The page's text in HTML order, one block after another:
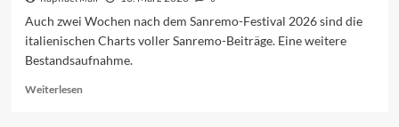
Auch zwei Wochen nach dem Sanremo-Festival 2026 sind die
italienischen Charts voller Sanremo-Beiträge. Eine weitere
Bestandsaufnahme.
WeiterlesenRead